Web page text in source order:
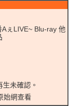
ぇLIVE~ Blu-ray 他
未確認。